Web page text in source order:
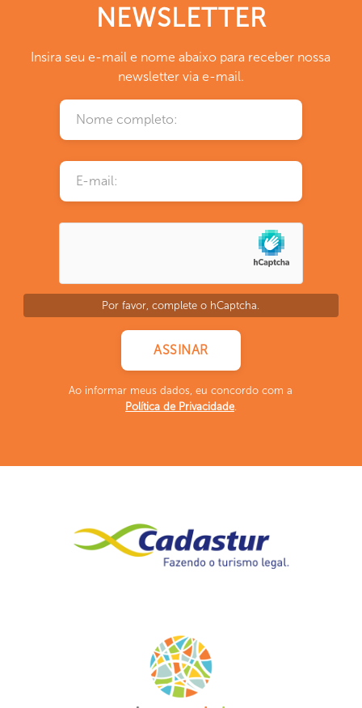
NEWSLETTER
Insira seu e-mail e nome abaixo para receber nossa
newsletter via e-mail.
Por favor, complete o hCaptcha.
Ao informar meus dados, eu concordo com a
Política de Privacidade.